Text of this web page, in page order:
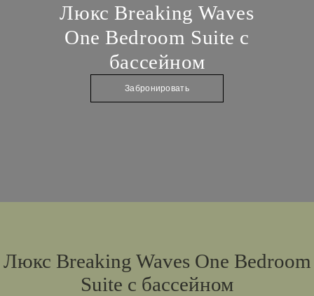
Люкс Breaking Waves
One Bedroom Suite с
бассейном
Забронировать
Люкс Breaking Waves One Bedroom
Suite с бассейном